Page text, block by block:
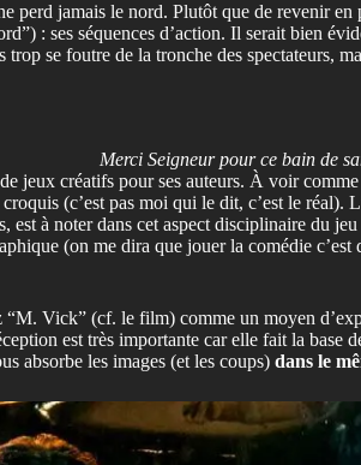
perd jamais le nord. Plutôt que de revenir
: ses séquences d’action. Il serait bien
se foutre de la tronche des spectateurs,
Merci Seigneur pour ce bain de
jeux créatifs pour ses auteurs. À voir
(c’est pas moi qui le dit, c’est le
à noter dans cet aspect disciplinaire du
(on me dira que jouer la comédie
“M. Vick” (cf. le film) comme un moyen
est très importante car elle fait la base
absorbe les images (et les coups) dans le